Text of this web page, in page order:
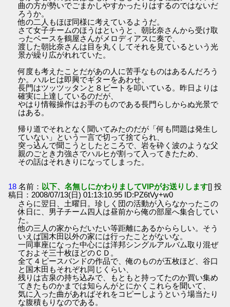
曲の方が勢いでごまかしやすかったりはするのではないだ
ろうか。
他の二人もほぼ同様に考えているようだ。
さて女子チームのほうはというと、朝比奈さんから受け取
ったベースを鶴屋さんがメロディアスに奏で、
渡した朝比奈さんは目を丸くしてそれを見ているという光
景が繰り広がれれていた。
何度も考えたことだがあの人に苦手なものはあるんだろう
か。ハルヒは即興でギターをあわせ、
長門はツッツッタンと８ビートを叩いている。昨日よりは
確実に上達しているのだが、
やはり情報操作はお手のものである長門らしからぬ光景で
はある。
帰り道でそれとなく聞いてみたのだが「何も問題は発生し
ていない」という一言で切って捨てられ、
突っ込んで聞こうとしたところで、岩を砕く波のような父
親のごとき力強さでハルヒが割って入ってきたため、
その話はそれきりになってしまった。
18 名前： 以下、名無しにかわりましてVIPがお送りします[] 投
稿日：2008/07/13(日) 01:13:10.95 ID:PZ6tVy+w0
さらに翌日、土曜日。珍しく団の活動が入らなかったこの
休日に、男子チーム四人は昼前から俺の部屋へ集合してい
た。
他の三人の家からだいたい等距離にあるかららしい。そう
いえば国木田以外の家には行ったことがないな。
一同車座になった中心には洋邦シングルアルバム取り混ぜ
ておよそ三十枚ほどのＣＤ。
全て４ピースバンドの作品で、俺のものが五枚ほど、谷口
と国木田もそれぞれ同じくらい、
残りは古泉の持ち込みで、もともと持ってたのか買い集め
てきたものかまでは知らんがとにかくこれらを聞いて、
気に入った曲があればそれをコピーしようという場当たり
な腹積もりなのである。